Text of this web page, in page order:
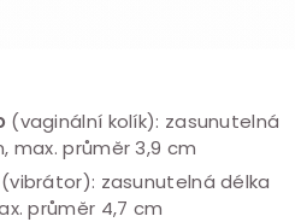
(vaginální kolík): zasunutelná
max. průměr 3,9 cm
(vibrátor): zasunutelná délka
průměr 4,7 cm